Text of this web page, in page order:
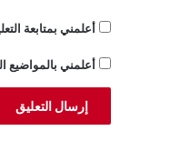
أعلمني بمتابعة
أعلمني بالمواضيع